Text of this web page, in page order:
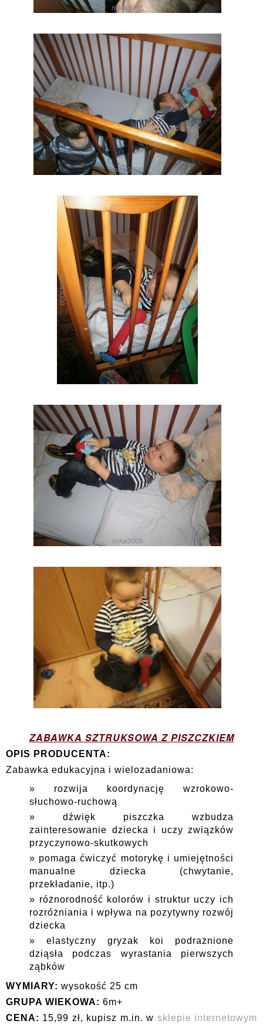
ZABAWKA SZTRUKSOWA Z PISZCZKIEM
OPIS PRODUCENTA:
Zabawka edukacyjna i wielozadaniowa:
rozwija koordynację wzrokowo-
słuchowo-ruchową
dźwięk piszczka wzbudza
zainteresowanie dziecka i uczy związków
przyczynowo-skutkowych
pomaga ćwiczyć motorykę i umiejętności
manualne dziecka (chwytanie,
przekładanie, itp.)
różnorodność kolorów i struktur uczy ich
rozróżniania i wpływa na pozytywny rozwój
dziecka
elastyczny gryzak koi podrażnione
dziąsła podczas wyrastania pierwszych
ząbków
WYMIARY: wysokość 25 cm
GRUPA WIEKOWA: 6m+
CENA: 15,99 zł, kupisz m.in. w sklepie internetowym